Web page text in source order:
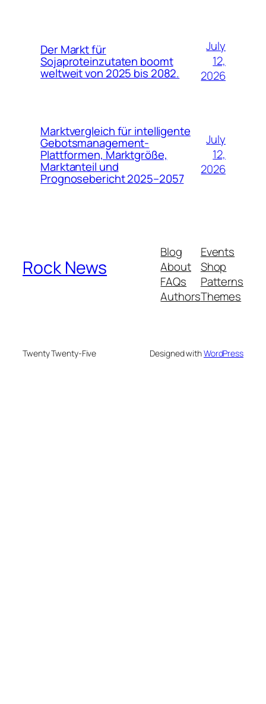
Der Markt für
Sojaproteinzutaten boomt
weltweit von 2025 bis 2082.
July
12,
2026
Marktvergleich für intelligente
Gebotsmanagement-
Plattformen, Marktgröße,
Marktanteil und
Prognosebericht 2025–2057
July
12,
2026
Rock News
Blog
About
FAQs
Authors
Events
Shop
Patterns
Themes
Twenty Twenty-Five Designed withWordPress